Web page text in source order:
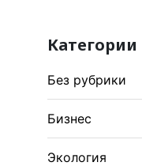
Категории
Без рубрики
Бизнес
Экология